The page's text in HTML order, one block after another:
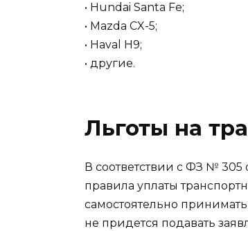
• Hundai Santa Fe;
• Mazda CX-5;
• Haval H9;
• другие.
Льготы на
В соответствии с ФЗ № 305
правила уплаты
самостоятельно
не придется подавать